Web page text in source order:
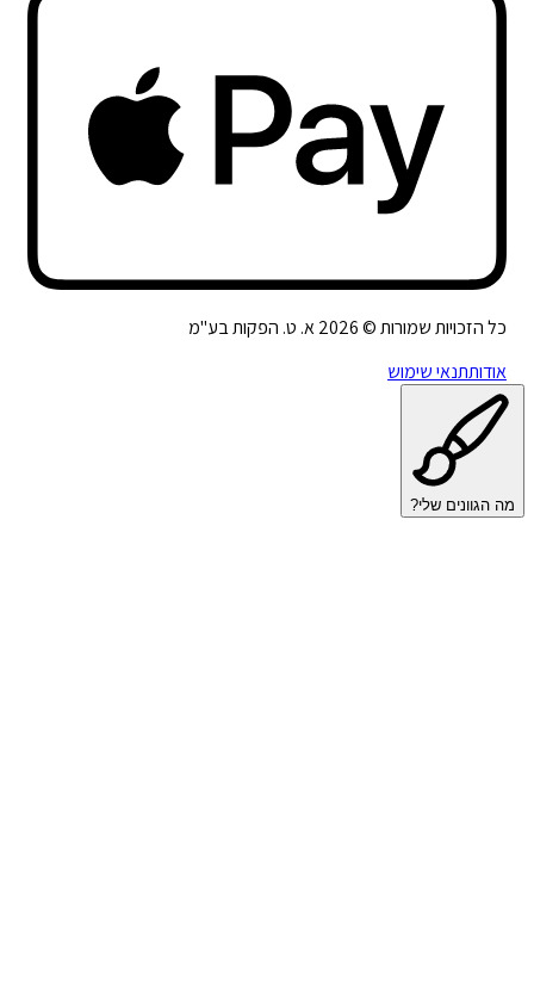
כל הזכויות שמורות ©2026א. ט. הפקות בע"מ
אודותתנאי שימוש
מה הגוונים שלי?